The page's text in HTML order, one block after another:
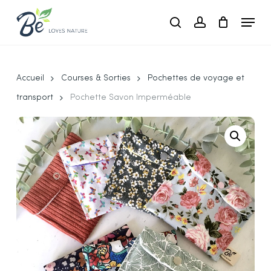
searchaccount
Menu
Accueil Courses & Sorties Pochettes de voyage et
transport Pochette Savon Imperméable